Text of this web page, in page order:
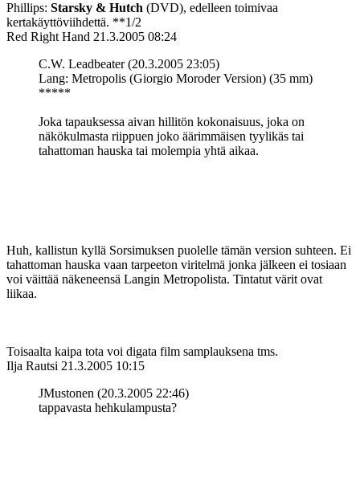
Phillips: Starsky & Hutch (DVD), edelleen toimivaa
kertakäyttöviihdettä. **1/2
Red Right Hand 21.3.2005 08:24
C.W. Leadbeater (20.3.2005 23:05)
Lang: Metropolis (Giorgio Moroder Version) (35 mm)
*****
Joka tapauksessa aivan hillitön kokonaisuus, joka on
näkökulmasta riippuen joko äärimmäisen tyylikäs tai
tahattoman hauska tai molempia yhtä aikaa.
Huh, kallistun kyllä Sorsimuksen puolelle tämän version suhteen. Ei
tahattoman hauska vaan tarpeeton viritelmä jonka jälkeen ei tosiaan
voi väittää näkeneensä Langin Metropolista. Tintatut värit ovat
liikaa.
Toisaalta kaipa tota voi digata film samplauksena tms.
Ilja Rautsi 21.3.2005 10:15
JMustonen (20.3.2005 22:46)
tappavasta hehkulampusta?